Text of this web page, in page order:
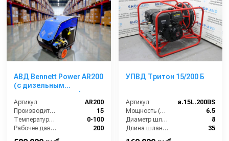
АВД Bennett Power AR200
(с дизельным
подогревом воды)
Артикул:
AR200
Производительность (л/мин):
15
Температура (°C):
0-100
Рабочее давление (бар):
200
УПВД Тритон 15/200 Б
Артикул:
a.15L.200BS
Мощность (л/сил):
6.5
Диаметр шланга (⌀) мм::
8
Длина шланга (м):
35